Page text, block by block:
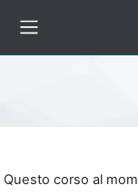
Questo corso al